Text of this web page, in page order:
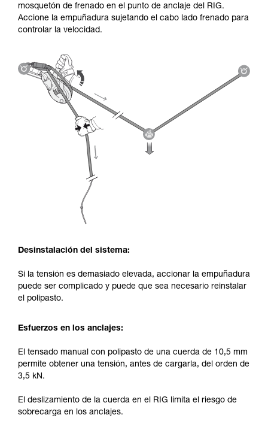
mosquetón de frenado en el punto de anclaje del RIG.
Accione la empuñadura sujetando el cabo lado frenado para
controlar la velocidad.
Desinstalación del sistema:
Si la tensión es demasiado elevada, accionar la empuñadura
puede ser complicado y puede que sea necesario reinstalar
el polipasto.
Esfuerzos en los anclajes:
El tensado manual con polipasto de una cuerda de 10,5 mm
permite obtener una tensión, antes de cargarla, del orden de
3,5 kN.
El deslizamiento de la cuerda en el RIG limita el riesgo de
sobrecarga en los anclajes.